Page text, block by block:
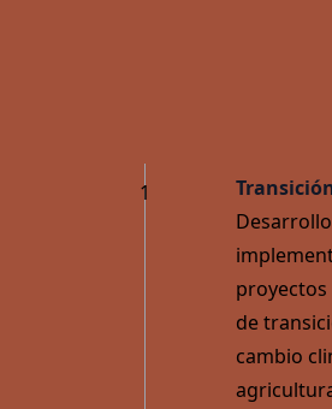
Mercantil
1
proyectos
de
cambio